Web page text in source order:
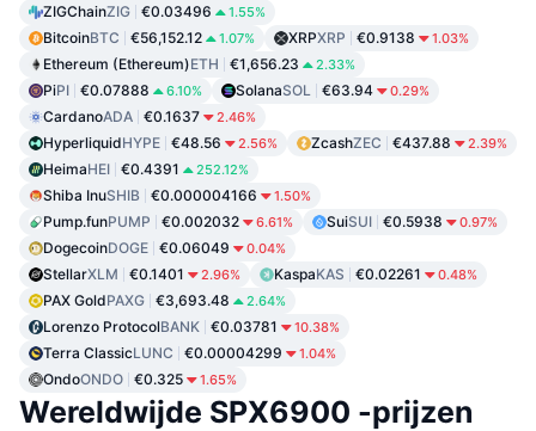
ZIGChainZIG €0.03496 1.55%
BitcoinBTC €56,152.12 1.07% XRPXRP €0.9138 1.03%
Ethereum (Ethereum)ETH €1,656.23 2.33%
PiPI €0.07888 6.10% SolanaSOL €63.94 0.29%
CardanoADA €0.1637 2.46%
HyperliquidHYPE €48.56 2.56% ZcashZEC €437.88 2.39%
HeimaHEI €0.4391 252.12%
Shiba InuSHIB €0.000004166 1.50%
Pump.funPUMP €0.002032 6.61% SuiSUI €0.5938 0.97%
DogecoinDOGE €0.06049 0.04%
StellarXLM €0.1401 2.96% KaspaKAS €0.02261 0.48%
PAX GoldPAXG €3,693.48 2.64%
Lorenzo ProtocolBANK €0.03781 10.38%
Terra ClassicLUNC €0.00004299 1.04%
OndoONDO €0.325 1.65%
Wereldwijde SPX6900 -prijzen